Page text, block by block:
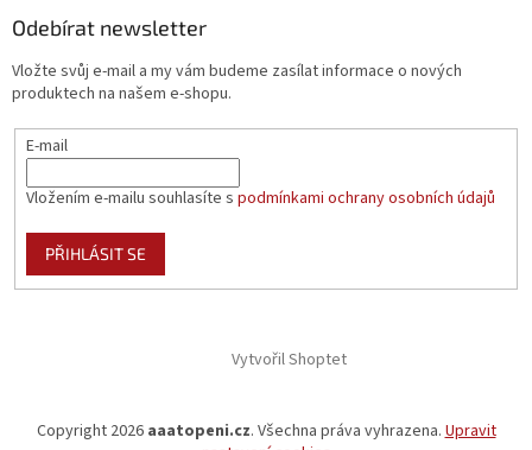
Odebírat newsletter
Vložte svůj e-mail a my vám budeme zasílat informace o nových
produktech na našem e-shopu.
E-mail
Vložením e-mailu souhlasíte s podmínkami ochrany osobních údajů
PŘIHLÁSIT SE
Vytvořil Shoptet
Copyright 2026 aaatopeni.cz. Všechna práva vyhrazena. Upravit